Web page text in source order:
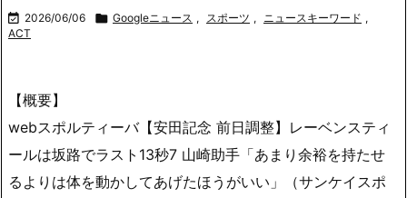
 2026/06/06  Googleニュース , スポーツ , ニュースキーワード ,
ACT
【概要】
webスポルティーバ【安田記念 前日調整】レーベンスティ
ールは坂路でラスト13秒7 山崎助手「あまり余裕を持たせ
るよりは体を動かしてあげたほうがいい」（サンケイスポ